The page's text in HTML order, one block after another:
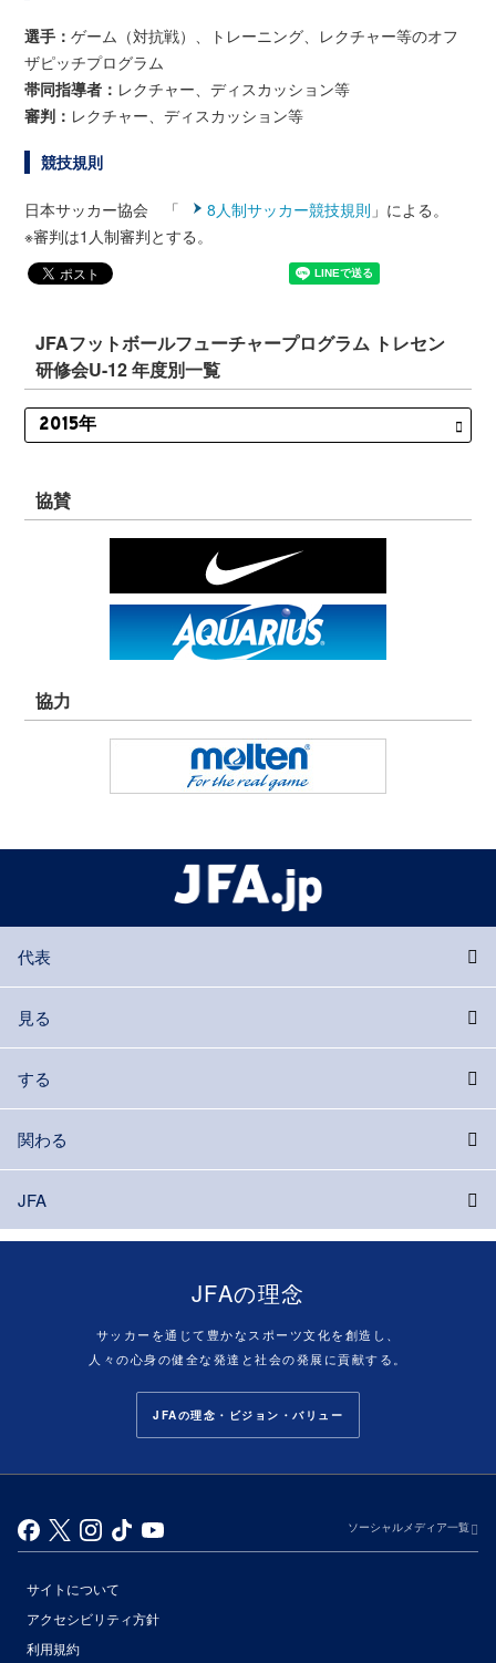
選手：ゲーム（対抗戦）、トレーニング、レクチャー等のオフ
ザピッチプログラム
帯同指導者： レクチャー、ディスカッション等
審判： レクチャー、ディスカッション等
競技規則
日本サッカー協会 「 8人制サッカー競技規則 」による。
※審判は1人制審判とする。
JFAフットボールフューチャープログラム トレセン
研修会U-12 年度別一覧
協賛
協力
代表
見る
する
関わる
JFA
JFAの理念
サッカーを通じて豊かなスポーツ文化を創造し、
人々の心身の健全な発達と社会の発展に貢献する。
JFAの理念・ビジョン・バリュー
ソーシャルメディア一覧
サイトについて
アクセシビリティ方針
利用規約